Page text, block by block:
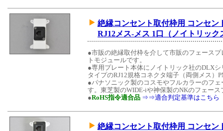
絶縁コンセント取付枠用 コンセ
RJ12メス-メス 1口（ノイトリッ
●市販の絶縁取付枠を介して市販のフェース
トモジュールです。
●専用プレート本体にノイトリック社のDLX
タイプのRJ12規格コネクタ端子（両側メス）
●パナソニック製のコスモやフルカラーのフ
す。東芝製のWIDE-iや神保製のNKのフェー
●RoHS指令適合品 ⇒⇒適合判定基準はこちら
絶縁コンセント取付枠用 コンセ